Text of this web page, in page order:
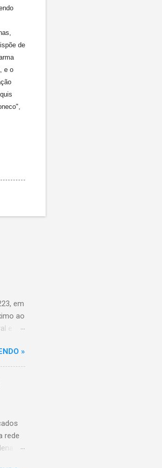
de
e o
em
ao
e
»
rede